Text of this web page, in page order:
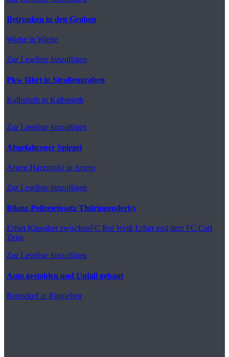
Betrunken in den Graben
Wiehe in Wiehe
Zur Leseliste hinzufügen
Pkw fährt in Straßengraben
Kalbsrieth in Kalbsrieth
Zur Leseliste hinzufügen
Abgefahrener Spiegel
Artern Harzstraße in Artern
Zur Leseliste hinzufügen
Bilanz Polizeieinsatz Thüringenderby
Erfurt Klassiker zwischenFC Rot Weiß Erfurt und dem FC Carl
Zeiss
Zur Leseliste hinzufügen
Auto gestohlen und Unfall gebaut
Reinsdorfin Ringleben